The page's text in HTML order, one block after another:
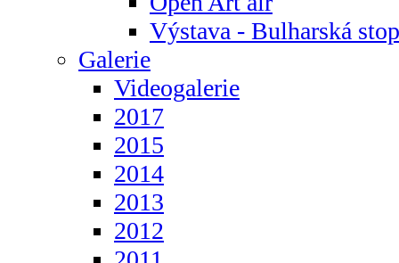
Výstava - Bulharská
Galerie
Videogalerie
2017
2015
2014
2013
2012